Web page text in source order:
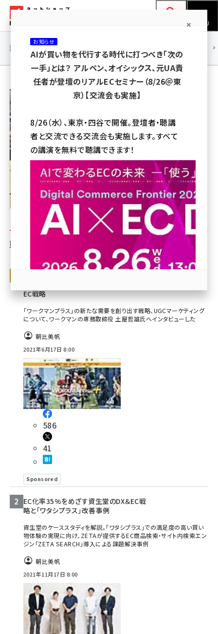
ン
ネットショップ担当者フォーラム
MENU
yahoo (1900)
楽天 (1871)
アスクル (1119)
base (1071)
ビィ・フォアード (773)
revico (739)
連載・特集 |
朝比美帆
朝比美帆の人気記事トップ5
EC戦略
「ワークマンプラス」の新たな需要を創り出す戦略、UGCマーケティング
について、ワークマンの専務取締役 土屋哲雄氏へインタビューした
朝比美帆
2021年6月17日 8:00
586
41
Sponsored
EC化率35%をめざす資生堂のDX＆EC戦
略と「ワタシプラス」改善事例
資生堂のケーススタディを解説。「ワタシプラス」での満足度の高い買い
物体験の実現に向け、ZETAが提供するEC商品検索・サイト内検索エン
ジン「ZETA SEARCH」導入による課題解決事例
朝比美帆
2021年11月17日 8:00
お知らせ
AIが買い物を代行する時代に打つべき「次の
一手」とは？ アルペン、オイシックス、元UA責
任者が登壇のリアルECセミナー（8/26＠東
京）【交流会も実施】
8/26（水）、東京・四谷で開催。登壇者・聴講
者と交流できる交流会も実施します。すべて
の講演を無料で聴講できます！
参加登録はこちら↑